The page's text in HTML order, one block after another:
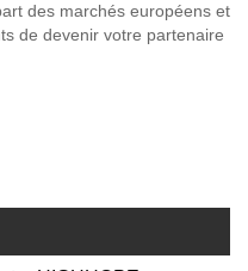
des marchés européens et
de devenir votre partenaire